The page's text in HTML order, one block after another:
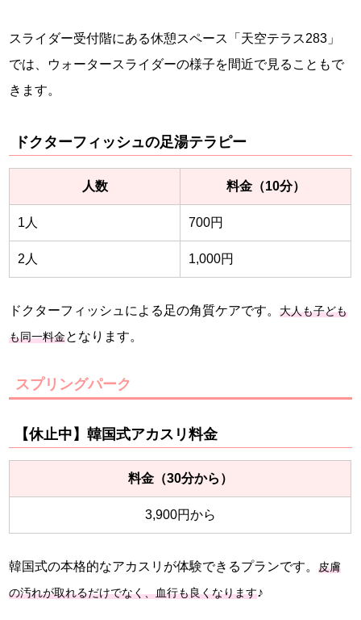
スライダー受付階にある休憩スペース「天空テラス283」
では、ウォータースライダーの様子を間近で見ることもで
きます。
ドクターフィッシュの足湯テラピー
人数 料金（10分）
1人 700円
2人 1,000円
ドクターフィッシュによる足の角質ケアです。大人も子ども
も同一料金となります。
スプリングパーク
【休止中】韓国式アカスリ料金
料金（30分から）
3,900円から
韓国式の本格的なアカスリが体験できるプランです。皮膚
の汚れが取れるだけでなく、血行も良くなります♪